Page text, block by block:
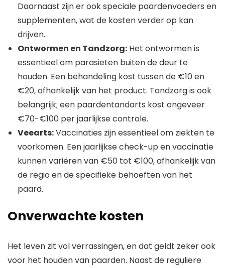
Daarnaast zijn er ook speciale paardenvoeders en
supplementen, wat de kosten verder op kan
drijven.
Ontwormen en Tandzorg: Het ontwormen is
essentieel om parasieten buiten de deur te
houden. Een behandeling kost tussen de €10 en
€20, afhankelijk van het product. Tandzorg is ook
belangrijk; een paardentandarts kost ongeveer
€70-€100 per jaarlijkse controle.
Veearts:Vaccinaties zijn essentieel om ziekten te
voorkomen. Een jaarlijkse check-up en vaccinatie
kunnen variëren van €50 tot €100, afhankelijk van
de regio en de specifieke behoeften van het
paard.
Onverwachte kosten
Het leven zit vol verrassingen, en dat geldt zeker ook
voor het houden van paarden. Naast de reguliere